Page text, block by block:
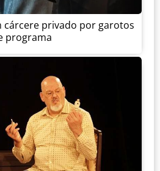
cárcere privado por garotos
programa